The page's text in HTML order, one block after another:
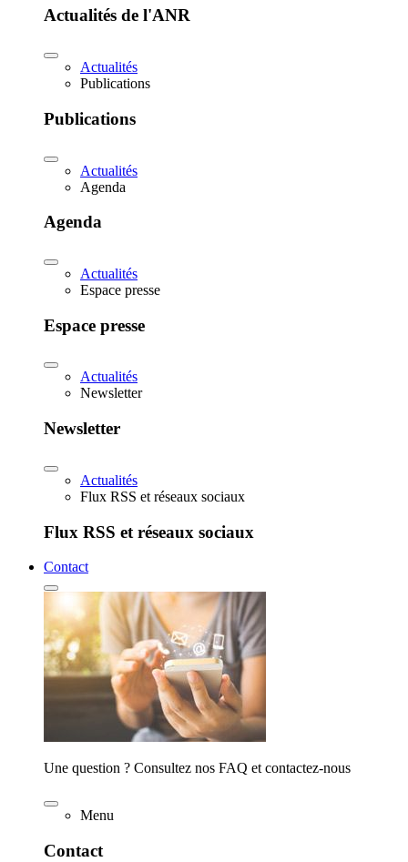
Actualités de l'ANR
Actualités
Publications
Publications
Actualités
Agenda
Agenda
Actualités
Espace presse
Espace presse
Actualités
Newsletter
Newsletter
Actualités
Flux RSS et réseaux sociaux
Flux RSS et réseaux sociaux
Contact
Une question ? Consultez nos FAQ et contactez-nous
Menu
Contact